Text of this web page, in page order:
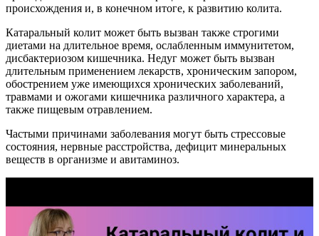
происхождения и, в конечном итоге, к развитию колита.
Катаральный колит может быть вызван также строгими
диетами на длительное время, ослабленным иммунитетом,
дисбактериозом кишечника. Недуг может быть вызван
длительным применением лекарств, хроническим запором,
обострением уже имеющихся хронических заболеваний,
травмами и ожогами кишечника различного характера, а
также пищевым отравлением.
Частыми причинами заболевания могут быть стрессовые
состояния, нервные расстройства, дефицит минеральных
веществ в организме и авитаминоз.